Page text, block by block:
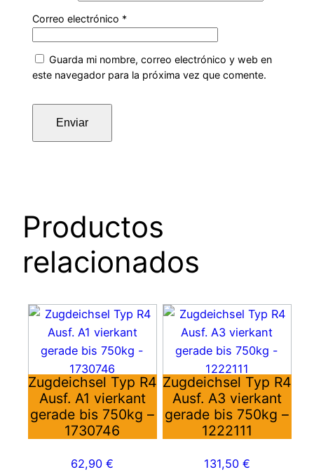
Correo electrónico *
Guarda mi nombre, correo electrónico y web en
este navegador para la próxima vez que comente.
Productos
relacionados
Zugdeichsel Typ R4
Ausf. A1 vierkant
gerade bis 750kg –
1730746
62,90€
Zugdeichsel Typ R4
Ausf. A3 vierkant
gerade bis 750kg –
1222111
131,50 €